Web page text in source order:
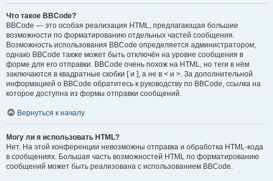
Что такое BBCode?
BBCode — это особая реализация HTML, предлагающая большие
возможности по форматированию отдельных частей сообщения.
Возможность использования BBCode определяется администратором,
однако BBCode также может быть отключён на уровне сообщения в
форме для его отправки. BBCode очень похож на HTML, но теги в нём
заключаются в квадратные скобки [ и ], а не в < и >. За дополнительной
информацией о BBCode обратитесь к руководству по BBCode, ссылка на
которое доступна из формы отправки сообщений.
Вернуться к началу
Могу ли я использовать HTML?
Нет. На этой конференции невозможны отправка и обработка HTML-кода
в сообщениях. Большая часть возможностей HTML по форматированию
сообщений может быть реализована с использованием BBCode.